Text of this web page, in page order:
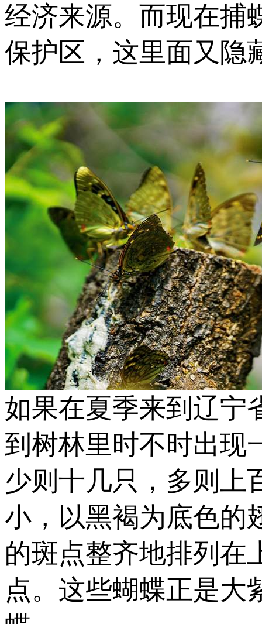
经济来源。而现在捕
保护区，这里面又隐
如果在夏季来到辽宁
到树林里时不时出现
少则十几只，多则上
小，以黑褐为底色的
的斑点整齐地排列在
点。这些蝴蝶正是大